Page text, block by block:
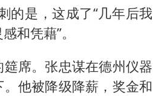
的是，这成了“几年后我
和凭藉”。
席。张忠谋在德州仪器
他被降级降薪，奖金和